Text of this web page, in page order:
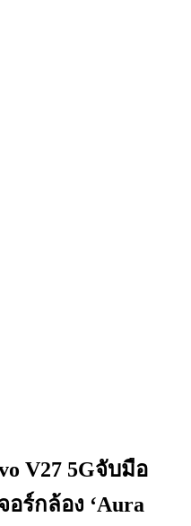
V27 5Gจับมือ
ร์กล้อง ‘Aura